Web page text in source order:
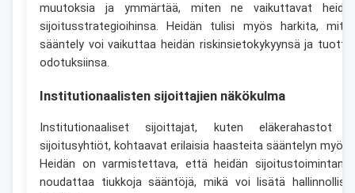
muutoksia ja ymmärtää, miten ne vaikuttavat
sijoitusstrategioihinsa. Heidän tulisi myös harkita,
sääntely voi vaikuttaa heidän riskinsietokykyynsä ja
odotuksiinsa.
Institutionaalisten sijoittajien näkökulma
Institutionaaliset sijoittajat, kuten eläkerahastot
sijoitusyhtiöt, kohtaavat erilaisia haasteita sääntelyn
Heidän on varmistettava, että heidän
noudattaa tiukkoja sääntöjä, mikä voi lisätä